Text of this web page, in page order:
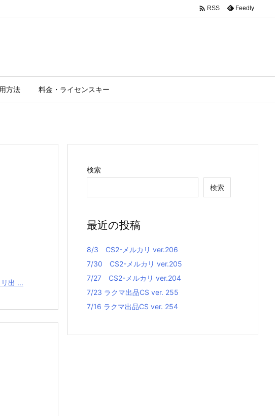
方法 料金・ライセンスキー
 RSS Feedly
出 ...
検索
検索
最近の投稿
8/3 CS2-メルカリ ver.206
7/30 CS2-メルカリ ver.205
7/27 CS2-メルカリ ver.204
7/23 ラクマ出品CS ver. 255
7/16 ラクマ出品CS ver. 254